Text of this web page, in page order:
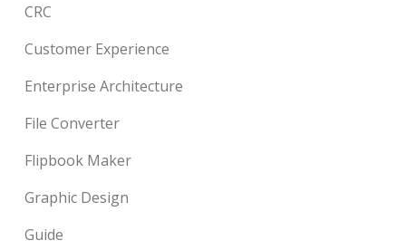
CRC
Customer Experience
Enterprise Architecture
File Converter
Flipbook Maker
Graphic Design
Guide